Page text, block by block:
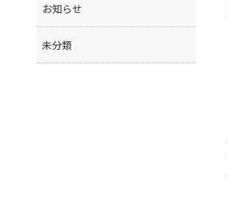
お知らせ
未分類